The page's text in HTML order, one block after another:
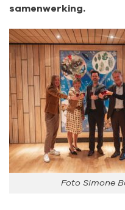
samenwerking.
Foto Simone